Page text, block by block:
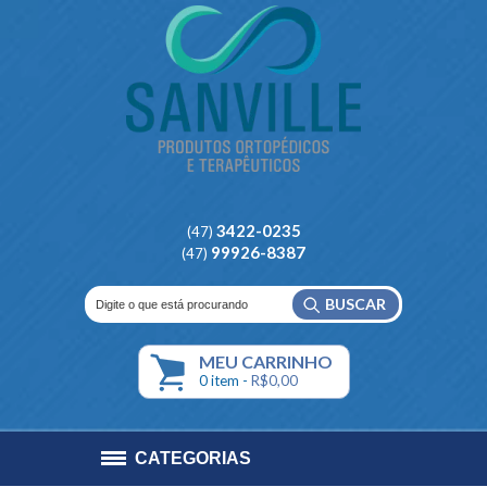
(47) 3422-0235
(47) 99926-8387
BUSCAR
MEU CARRINHO
0item - R$0,00
CATEGORIAS